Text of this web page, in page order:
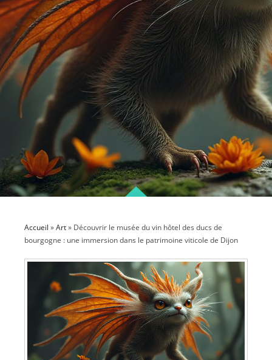
Accueil »Art» Découvrir le musée du vin hôtel des ducs de
bourgogne : une immersion dans le patrimoine viticole de Dijon